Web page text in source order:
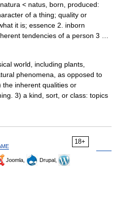
< natus, born, produced:
of a thing; quality or
it is; essence 2. inborn
tendencies of a person 3 …
world, including plants,
phenomena, as opposed to
the inherent qualities or
3) a kind, sort, or class: topics
18+
Joomla,
Drupal,